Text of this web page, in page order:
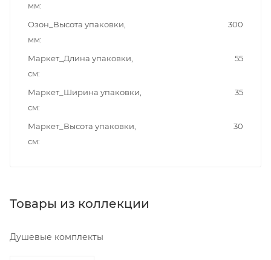
мм
Озон_Высота упаковки,
мм
300
Маркет_Длина упаковки,
см
55
Маркет_Ширина упаковки,
см
35
Маркет_Высота упаковки,
см
30
Товары из коллекции
Душевые комплекты